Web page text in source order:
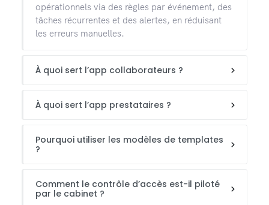
opérationnels via des règles par événement, des
tâches récurrentes et des alertes, en réduisant
les erreurs manuelles.
À quoi sert l’app collaborateurs ?
À quoi sert l’app prestataires ?
Pourquoi utiliser les modèles de templates
?
Comment le contrôle d’accès est-il piloté
par le cabinet ?